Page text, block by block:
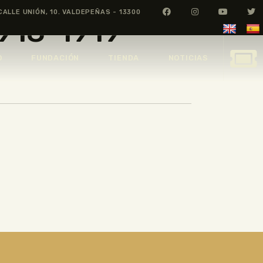
UNIÓN, 10. VALDEPEÑAS - 13300
1919